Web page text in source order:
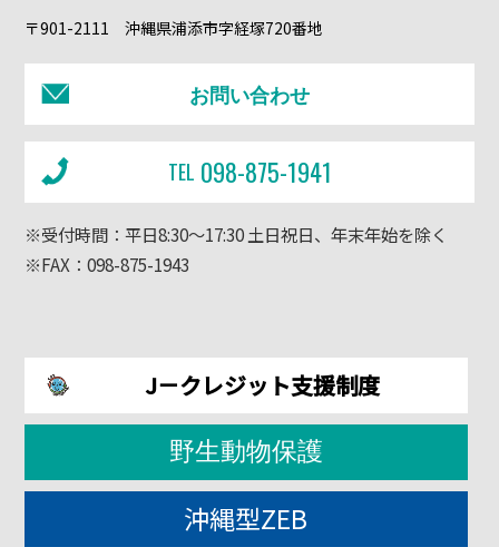
〒901-2111 沖縄県浦添市字経塚720番地
お問い合わせ
TEL 098-875-1941
※受付時間：平日8:30～17:30 土日祝日、年末年始を除く
※FAX：098-875-1943
J－クレジット支援制度
野生動物保護
沖縄型ZEB